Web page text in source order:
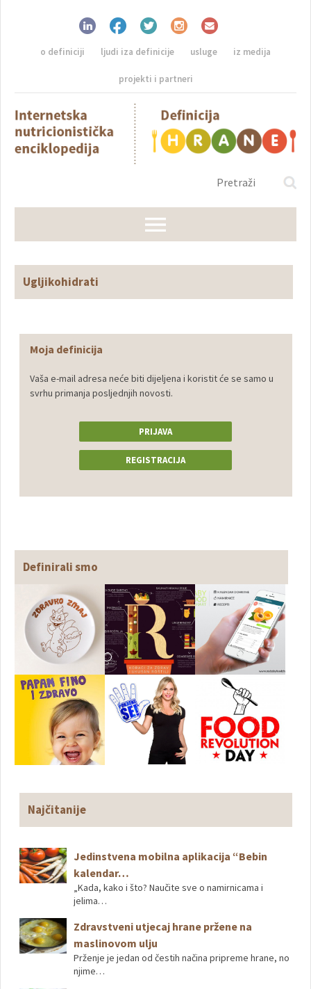
o definiciji ljudi iza definicije usluge iz medija
projekti i partneri
Ugljikohidrati
Moja definicija
Vaša e-mail adresa neće biti dijeljena i koristit će se samo u
svrhu primanja posljednjih novosti.
PRIJAVA
REGISTRACIJA
Definirali smo
Najčitanije
Jedinstvena mobilna aplikacija “Bebin
kalendar…
„Kada, kako i što? Naučite sve o namirnicama i
jelima…
Zdravstveni utjecaj hrane pržene na
maslinovom ulju
Prženje je jedan od čestih načina pripreme hrane, no
njime…